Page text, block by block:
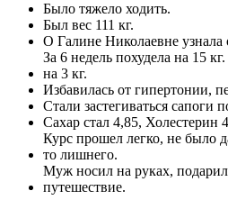
Было тяжело ходить.
Был вес 111 кг.
О Галине Николаевне
За 6 недель похудела на 15
на 3 кг.
Избавилась от гипертонии,
Стали застегиваться сапоги
Сахар стал 4,85, Холестерин
Курс прошел легко, не было
то лишнего.
Муж носил на руках,
путешествие.